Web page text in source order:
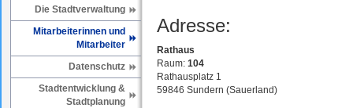
Die Stadtverwaltung
Mitarbeiterinnen und
Mitarbeiter
Datenschutz
Stadtentwicklung &
Stadtplanung
Adresse:
Rathaus
Raum: 104
Rathausplatz 1
59846 Sundern (Sauerland)